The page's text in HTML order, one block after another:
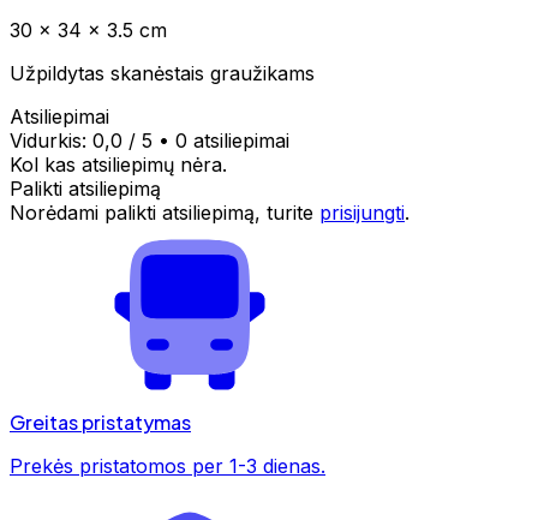
30 × 34 × 3.5 cm
Užpildytas skanėstais graužikams
Atsiliepimai
Vidurkis: 0,0 / 5 • 0 atsiliepimai
Kol kas atsiliepimų nėra.
Palikti atsiliepimą
Norėdami palikti atsiliepimą, turite prisijungti.
Greitas pristatymas
Prekės pristatomos per 1-3 dienas.